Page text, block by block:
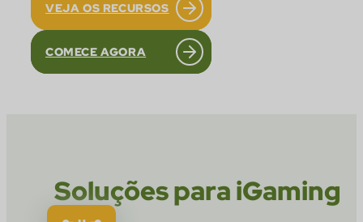
VEJA OS RECURSOS
COMECE AGORA
Soluções para iGaming